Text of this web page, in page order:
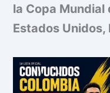
la Copa Mundial
Estados Unidos,